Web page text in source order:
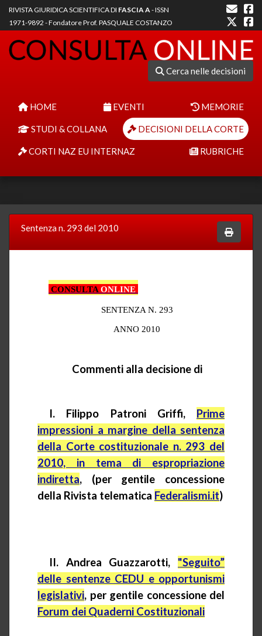
RIVISTA GIURIDICA SCIENTIFICA DI FASCIA A- ISSN
1971-9892 - Fondatore Prof. PASQUALE COSTANZO
Cerca nelle decisioni
HOME EVENTI MEMORIE
STUDI & COLLANA DECISIONI DELLA CORTE
CORTI NAZ EU INTERNAZ RUBRICHE
Sentenza n. 293 del 2010
CONSULTA ONLINE
SENTENZA N. 293
ANNO 2010
Commenti alla decisione di
I. Filippo Patroni Griffi, Prime
impressioni a margine della sentenza
della Corte costituzionale n. 293 del
2010, in tema di espropriazione
indiretta, (per gentile concessione
della Rivista telematica Federalismi.it)
II. Andrea Guazzarotti,
"Seguito”
delle sentenze CEDU e opportunismi
legislativi, per gentile concessione del
Forum dei Quaderni Costituzionali